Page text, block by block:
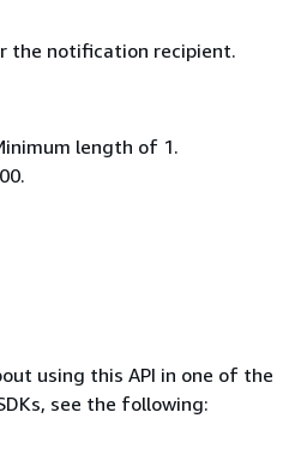
the notification recipient.
length of 1.
using this API in one of the
see the following: